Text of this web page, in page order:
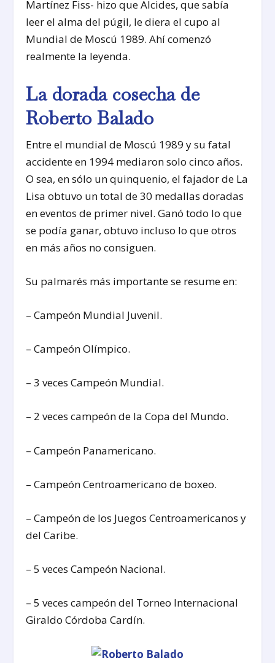
Martínez Fiss- hizo que Alcides, que sabía
leer el alma del púgil, le diera el cupo al
Mundial de Moscú 1989. Ahí comenzó
realmente la leyenda.
La dorada cosecha de
Roberto Balado
Entre el mundial de Moscú 1989 y su fatal
accidente en 1994 mediaron solo cinco años.
O sea, en sólo un quinquenio, el fajador de La
Lisa obtuvo un total de 30 medallas doradas
en eventos de primer nivel. Ganó todo lo que
se podía ganar, obtuvo incluso lo que otros
en más años no consiguen.
Su palmarés más importante se resume en:
– Campeón Mundial Juvenil.
– Campeón Olímpico.
– 3 veces Campeón Mundial.
– 2 veces campeón de la Copa del Mundo.
– Campeón Panamericano.
– Campeón Centroamericano de boxeo.
– Campeón de los Juegos Centroamericanos y
del Caribe.
– 5 veces Campeón Nacional.
– 5 veces campeón del Torneo Internacional
Giraldo Córdoba Cardín.